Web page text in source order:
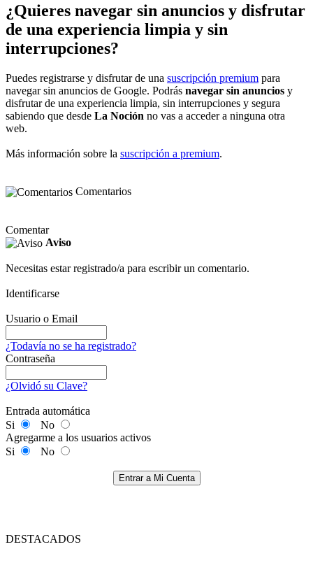
¿Quieres navegar sin anuncios y disfrutar
de una experiencia limpia y sin
interrupciones?
Puedes registrarse y disfrutar de una suscripción premium para
navegar sin anuncios de Google. Podrás navegar sin anuncios y
disfrutar de una experiencia limpia, sin interrupciones y segura
sabiendo que desde La Noción no vas a acceder a ninguna otra
web.
Más información sobre la suscripción a premium.
Comentarios
Comentar
Aviso
Necesitas estar registrado/a para escribir un comentario.
Identificarse
Usuario o Email
¿Todavía no se ha registrado?
Contraseña
¿Olvidó su Clave?
Entrada automática
Si
No
Agregarme a los usuarios activos
Si
No
Entrar a Mi Cuenta
DESTACADOS